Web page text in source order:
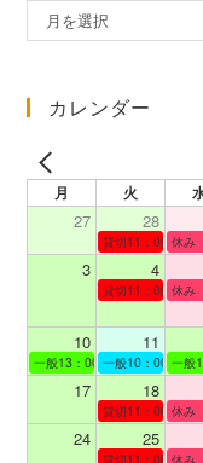
ー
イ
月を選択
カレンダー
月 火
27 28
貸切11：00～12：
休み
3 4
貸切11：00～12：
休み
10 11
一般13：00～19：00一般10：00～19
一般
17 18
貸切11：00～12：
休み
24 25
貸切11：00～13：
休み